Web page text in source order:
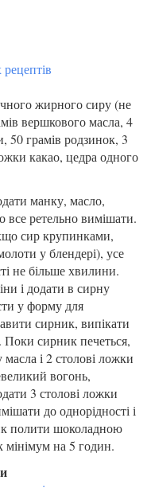
жирного сиру (не
вершкового масла, 4
50 грамів родзинок, 3
какао, цедра одного
манку, масло,
все ретельно вимішати.
сир крупинками,
у блендері), усе
не більше хвилини.
і додати в сирну
у форму для
сирник, випікати
Поки сирник печеться,
і 2 столові ложки
вогонь,
3 столові ложки
до однорідності і
полити шоколадною
мінімум на 5 годин.